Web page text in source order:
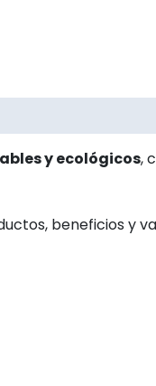
y ecológicos,
beneficios y